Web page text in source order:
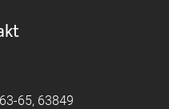
65, 63849